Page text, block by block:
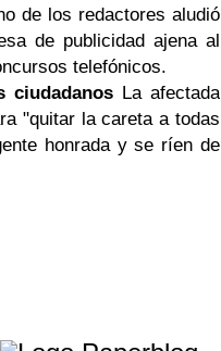
de los redactores aludió
de publicidad ajena al
telefónicos.
ciudadanos La afectada
"quitar la careta a todas
honrada y se ríen de